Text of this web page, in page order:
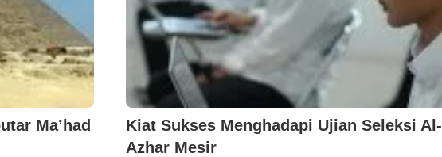
Ma’had
Kiat Sukses Menghadapi Ujian Seleksi Al-
Azhar Mesir